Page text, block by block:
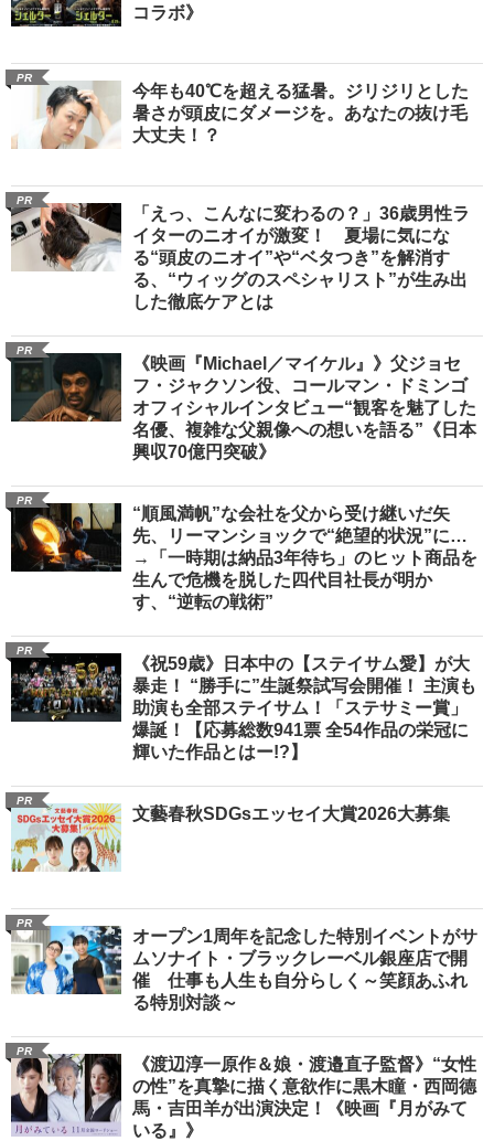
コラボ》
PR
今年も40℃を超える猛暑。ジリジリとした
暑さが頭皮にダメージを。あなたの抜け毛
大丈夫！？
PR
「えっ、こんなに変わるの？」36歳男性ラ
イターのニオイが激変！ 夏場に気にな
る“頭皮のニオイ”や“ベタつき”を解消す
る、“ウィッグのスペシャリスト”が生み出
した徹底ケアとは
PR
《映画『Michael／マイケル』》父ジョセ
フ・ジャクソン役、コールマン・ドミンゴ
オフィシャルインタビュー“観客を魅了した
名優、複雑な父親像への想いを語る”《日本
興収70億円突破》
PR
“順風満帆”な会社を父から受け継いだ矢
先、リーマンショックで“絶望的状況”に…
→「一時期は納品3年待ち」のヒット商品を
生んで危機を脱した四代目社長が明か
す、“逆転の戦術”
PR
《祝59歳》日本中の【ステイサム愛】が大
暴走！ “勝手に”生誕祭試写会開催！ 主演も
助演も全部ステイサム！「ステサミー賞」
爆誕！【応募総数941票 全54作品の栄冠に
輝いた作品とはー!?】
PR
文藝春秋SDGsエッセイ大賞2026大募集
PR
オープン1周年を記念した特別イベントがサ
ムソナイト・ブラックレーベル銀座店で開
催 仕事も人生も自分らしく～笑顔あふれ
る特別対談～
PR
《渡辺淳一原作＆娘・渡邉直子監督》“女性
の性”を真摯に描く意欲作に黒木瞳・西岡德
馬・吉田羊が出演決定！《映画『月がみて
いる』》